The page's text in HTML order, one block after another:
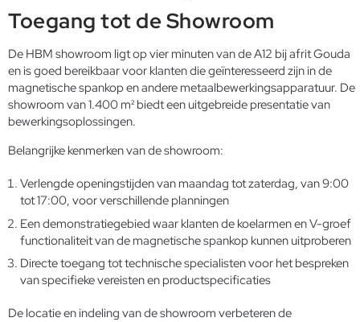
Toegang tot de Showroom
De HBM showroom ligt op vier minuten van de A12 bij afrit Gouda
en is goed bereikbaar voor klanten die geïnteresseerd zijn in de
magnetische spankop en andere metaalbewerkingsapparatuur. De
showroom van 1.400 m² biedt een uitgebreide presentatie van
bewerkingsoplossingen.
Belangrijke kenmerken van de showroom:
Verlengde openingstijden van maandag tot zaterdag, van 9:00
tot 17:00, voor verschillende planningen
Een demonstratiegebied waar klanten de koelarmen en V-groef
functionaliteit van de magnetische spankop kunnen uitproberen
Directe toegang tot technische specialisten voor het bespreken
van specifieke vereisten en productspecificaties
De locatie en indeling van de showroom verbeteren de